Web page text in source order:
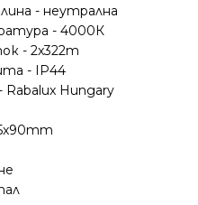
- неутрална
- 4000К
- 2x322m
- IP44
Hungary